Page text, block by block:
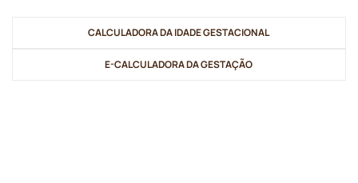
CALCULADORA DA IDADE GESTACIONAL
E-CALCULADORA DA GESTAÇÃO